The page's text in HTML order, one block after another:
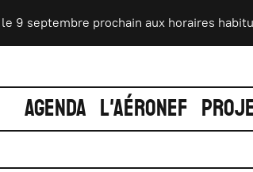
prochain aux horaires habituels.
AGENDA L'AÉRONEF